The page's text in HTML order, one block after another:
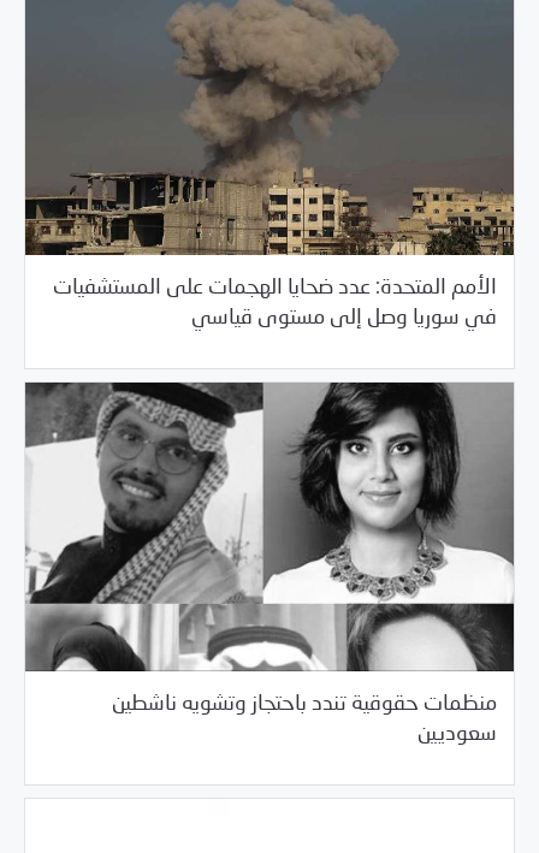
الأمم المتحدة: عدد ضحايا الهجمات على المستشفيات
في سوريا وصل إلى مستوى قياسي
05/29/2018 خبر بارز/مرصد الانتهاكات
منظمات حقوقية تندد باحتجاز وتشويه ناشطين
سعوديين
05/29/2018 خبر بارز /مرصد الانتهاكات